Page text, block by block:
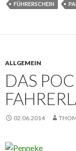
FÜHRERSCHEIN
ALLGEMEIN
DAS
02.06.2014